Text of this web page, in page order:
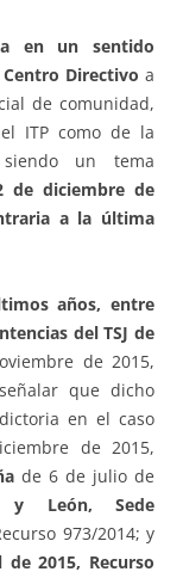
en un sentido
Directivo a
de comunidad,
ITP como de la
un tema
de diciembre de
a la última
años, entre
del TSJ de
de 2015,
que dicho
en el caso
de 2015,
de 6 de julio de
y León, Sede
973/2014; y
2015, Recurso